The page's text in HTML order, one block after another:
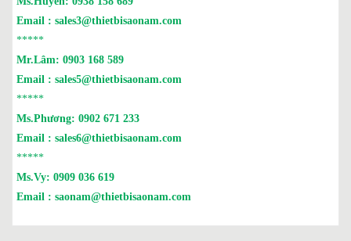
Email : sales3@thietbisaonam.com
*****
Mr.Lâm: 0903 168 589
Email : sales5@thietbisaonam.com
*****
Ms.Phương: 0902 671 233
Email : sales6@thietbisaonam.com
*****
Ms.Vy: 0909 036 619
Email : saonam@thietbisaonam.com